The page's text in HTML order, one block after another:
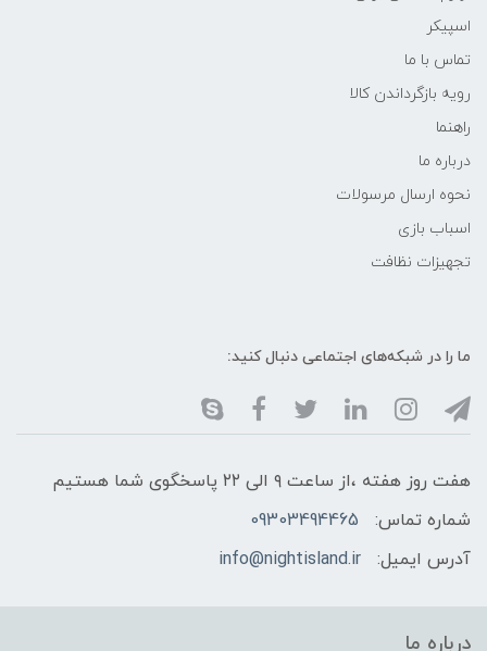
اسپیکر
تماس با ما
رویه بازگرداندن کالا
راهنما
درباره ما
نحوه ارسال مرسولات
اسباب بازی
تجهیزات نظافت
ما را در شبکه‌های اجتماعی دنبال کنید:
هفت روز هفته ،از ساعت ۹ الی ۲۲ پاسخگوی شما هستیم
شماره تماس:
09303494465
آدرس ایمیل:
info@nightisland.ir
درباره ما